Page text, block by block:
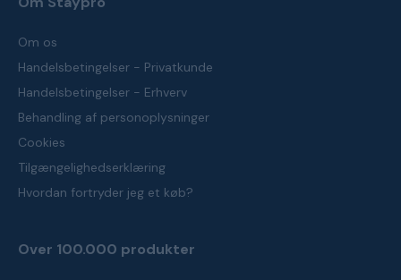
Om os
Handelsbetingelser - Privatkunde
Handelsbetingelser - Erhverv
Behandling af personoplysninger
Cookies
Tilgængelighedserklæring
Hvordan fortryder jeg et køb?
Over 100.000 produkter